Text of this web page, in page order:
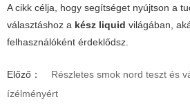
A cikk célja, hogy segítséget nyújtson a
választáshoz a kész liquid világában,
felhasználóként érdeklődsz.
Előző：
Részletes smok nord teszt és
ízélményért